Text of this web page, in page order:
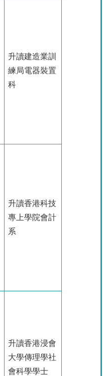
升讀建造業訓
練局電器裝置
科
升讀香港科技
專上學院會計
系
升讀香港浸會
大學傳理學社
會科學學士